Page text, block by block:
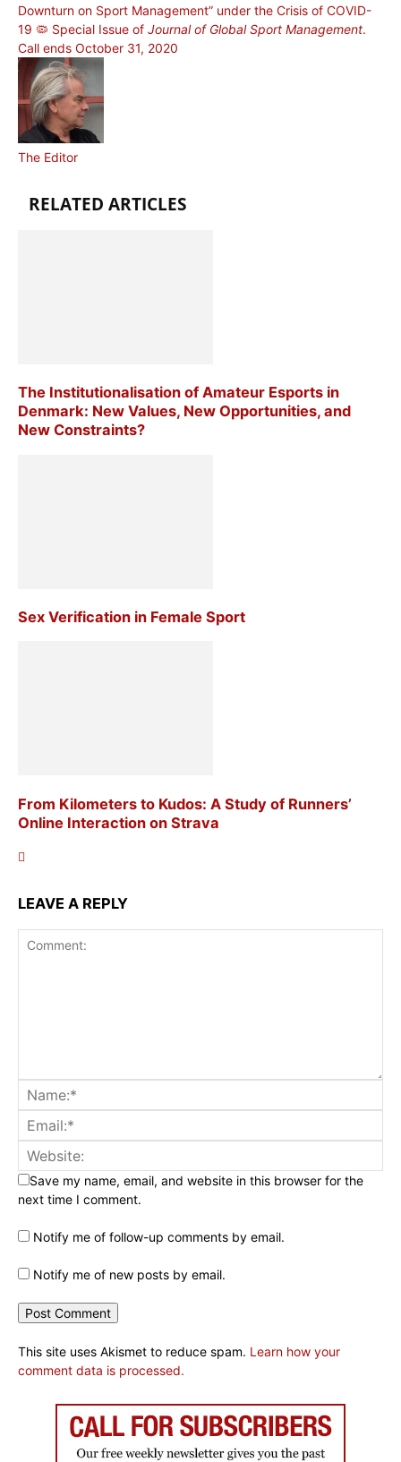
Downturn on Sport Management” under the Crisis of COVID-
19 🦠 Special Issue of Journal of Global Sport Management.
Call ends October 31, 2020
The Editor
RELATED ARTICLES
The Institutionalisation of Amateur Esports in
Denmark: New Values, New Opportunities, and
New Constraints?
Sex Verification in Female Sport
From Kilometers to Kudos: A Study of Runners’
Online Interaction on Strava
LEAVE A REPLY
Save my name, email, and website in this browser for the
next time I comment.
Notify me of follow-up comments by email.
Notify me of new posts by email.
This site uses Akismet to reduce spam. Learn how your
comment data is processed.